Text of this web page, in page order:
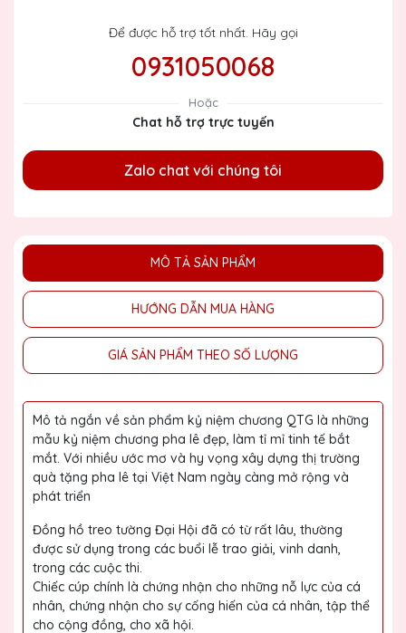
Để được hỗ trợ tốt nhất. Hãy gọi
0931050068
Hoặc
Chat hỗ trợ trực tuyến
Zalo chat với chúng tôi
MÔ TẢ SẢN PHẨM
HƯỚNG DẪN MUA HÀNG
GIÁ SẢN PHẨM THEO SỐ LƯỢNG
Mô tả ngắn về sản phẩm kỷ niệm chương QTG là những
mẫu kỷ niệm chương pha lê đẹp, làm tỉ mỉ tinh tế bắt
mắt. Với nhiều ước mơ và hy vọng xây dựng thị trường
quà tặng pha lê tại Việt Nam ngày càng mở rộng và
phát triển
Đồng hồ treo tường Đại Hội đã có từ rất lâu, thường
được sử dụng trong các buổi lễ trao giải, vinh danh,
trong các cuộc thi.
Chiếc cúp chính là chứng nhận cho những nỗ lực của cá
nhân, chứng nhận cho sự cống hiến của cá nhân, tập thể
cho cộng đồng, cho xã hội.